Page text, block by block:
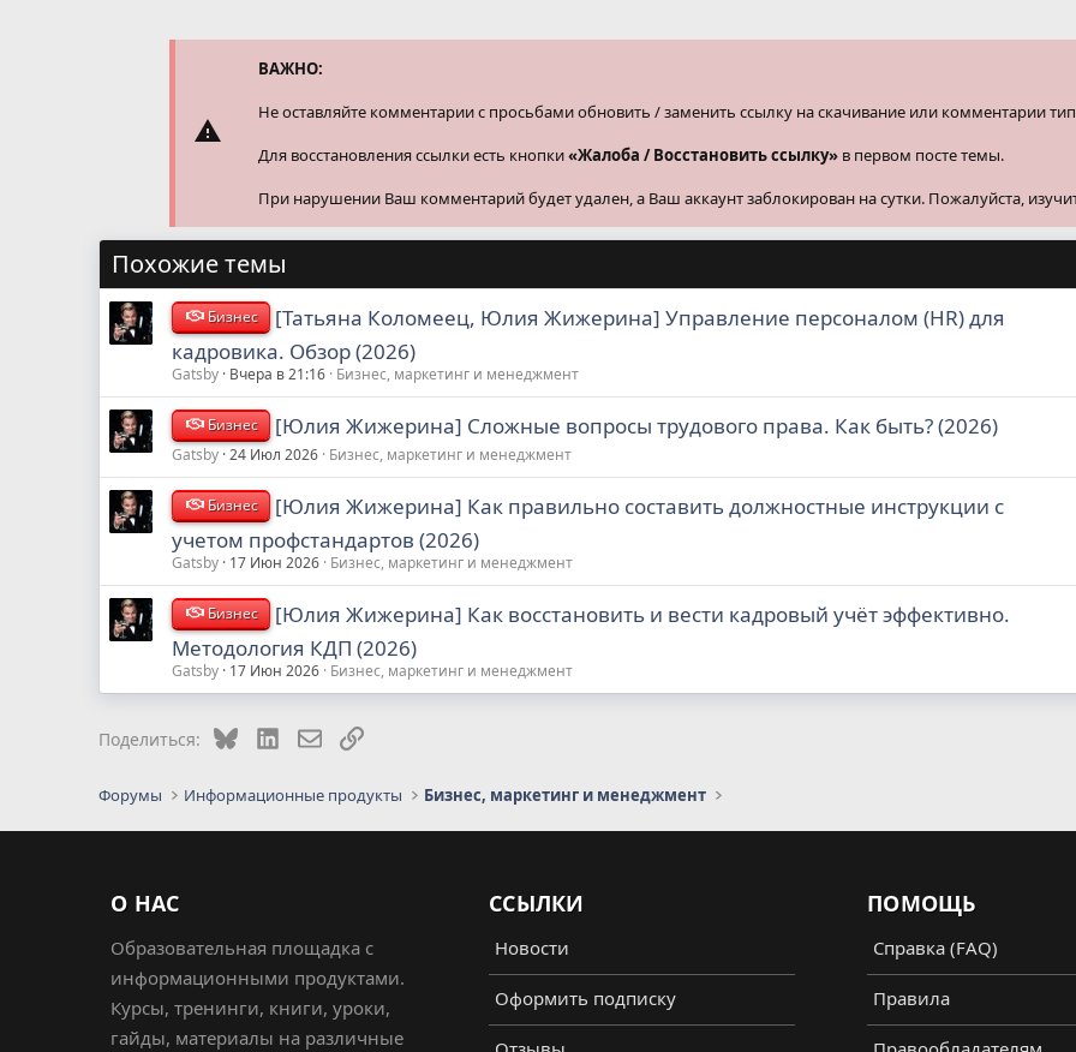
ВАЖНО:
Не оставляйте комментарии с просьбами обновить / заменить ссылку на скачивание или комментарии
Для восстановления ссылки есть кнопки«Жалоба / Восстановить ссылку» в первом посте темы.
При нарушении Ваш комментарий будет удален, а Ваш аккаунт заблокирован на сутки. Пожалуйста,
Похожие темы
Бизнес
[Татьяна Коломеец, Юлия Жижерина] Управление персоналом (HR) для
кадровика. Обзор (2026)
Gatsby Вчера в 21:16 Бизнес, маркетинг и менеджмент
Бизнес [Юлия Жижерина] Сложные вопросы трудового права. Как быть? (2026)
Gatsby 24 Июл 2026 Бизнес, маркетинг и менеджмент
Бизнес
[Юлия Жижерина] Как правильно составить должностные инструкции с
учетом профстандартов (2026)
Gatsby 17 Июн 2026 Бизнес, маркетинг и менеджмент
Бизнес
[Юлия Жижерина] Как восстановить и вести кадровый учёт эффективно.
Методология КДП (2026)
Gatsby 17 Июн 2026 Бизнес, маркетинг и менеджмент
Поделиться: BlueskyLinkedInЭлектронная почта
Ссылка
Форумы Информационные продукты Бизнес, маркетинг и менеджмент
О НАС
Образовательная площадка с
информационными продуктами.
Курсы, тренинги, книги, уроки,
гайды, материалы на различные
ССЫЛКИ
Новости
Оформить подписку
ПОМОЩЬ
Справка (FAQ)
Правила